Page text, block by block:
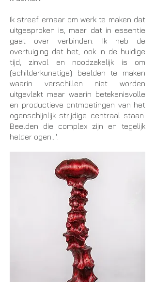
Ik streef ernaar om werk te maken dat
uitgesproken is, maar dat in essentie
gaat over verbinden. Ik heb de
overtuiging dat het, ook in de huidige
tijd, zinvol en noodzakelijk is om
(schilderkunstige) beelden te maken
waarin verschillen niet worden
uitgevlakt maar waarin betekenisvolle
en productieve ontmoetingen van het
ogenschijnlijk strijdige centraal staan.
Beelden die complex zijn en tegelijk
helder ogen...'